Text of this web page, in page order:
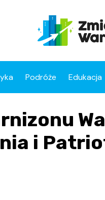
Podróże Edukacja
i